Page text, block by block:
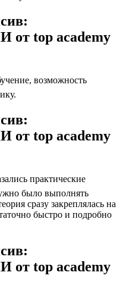
от top academy
возможность
от top academy
практические
было выполнять
сразу закреплялась на
быстро и подробно
от top academy